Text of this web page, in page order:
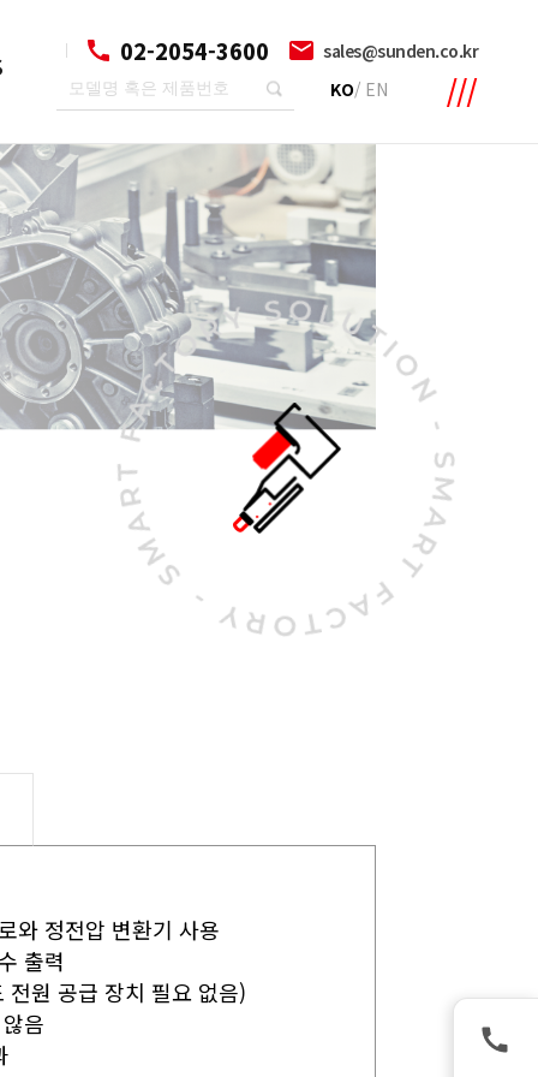
02-2054-3600
sales@sunden.co.kr
KO/ EN
와 정전압 변환기 사용
출력
원 공급 장치 필요 없음)
음